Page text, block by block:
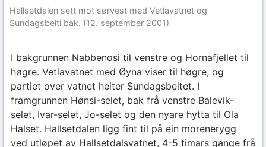
Hallsetdalen sett mot sørvest med Vetlavatnet og
Sundagsbeiti bak. (12. september 2001)
I bakgrunnen Nabbenosi til venstre og Hornafjellet til
høgre. Vetlavatnet med Øyna viser til høgre, og
partiet over vatnet heiter Sundagsbeitet. I
framgrunnen Hønsi-selet, bak frå venstre Balevik-
selet, Ivar-selet, Jo-selet og den nyare hytta til Ola
Halset. Hallsetdalen ligg fint til på ein morenerygg
ved utløpet av Hallsetdalsvatnet, 4-5 timars gange frå